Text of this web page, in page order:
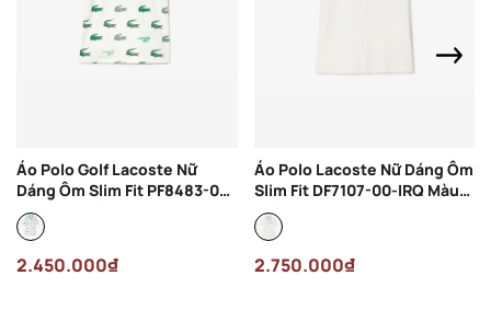
Áo Polo Golf Lacoste Nữ
Dáng Ôm Slim Fit PF8483-00-
522 Màu Trắng
2.450.000₫
Áo Polo Lacoste Nữ Dáng Ôm
Slim Fit DF7107-00-IRQ Màu
Trắng
2.750.000₫